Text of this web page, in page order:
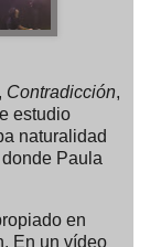
Contradicción,
estudio
naturalidad
Paula
en
En un vídeo